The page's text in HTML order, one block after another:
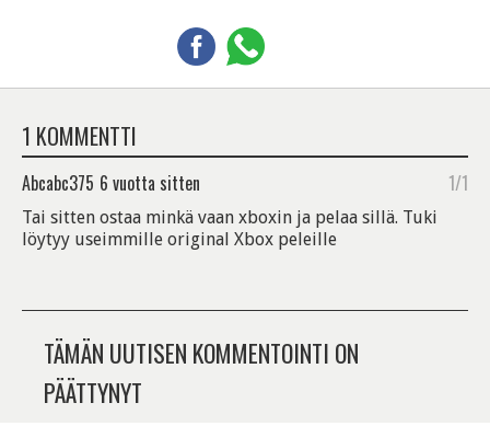
1 KOMMENTTI
Abcabc375 6 vuotta sitten 1/1
Tai sitten ostaa minkä vaan xboxin ja pelaa sillä. Tuki
löytyy useimmille original Xbox peleille
TÄMÄN UUTISEN KOMMENTOINTI ON
PÄÄTTYNYT